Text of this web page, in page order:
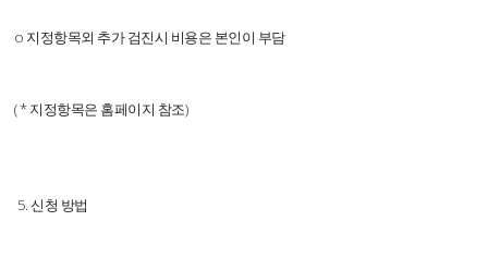
o 지정항목외 추가 검진시 비용은 본인이 부담
( * 지정항목은 홈페이지 참조)
5. 신청 방법